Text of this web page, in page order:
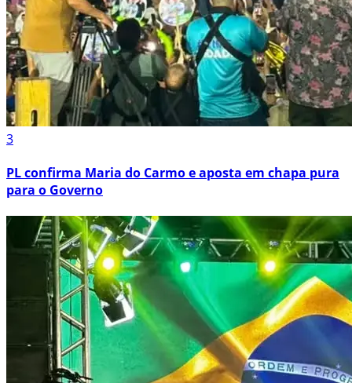
3
PL confirma Maria do Carmo e aposta em chapa pura
para o Governo